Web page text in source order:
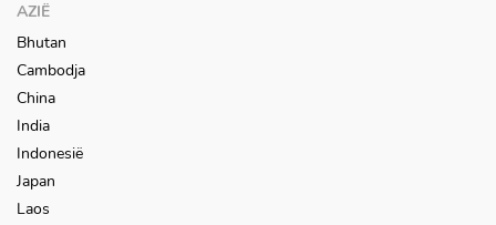
AZIË
Bhutan
Cambodja
China
India
Indonesië
Japan
Laos